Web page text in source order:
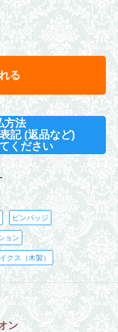
る
方法
記 (返品など)
ください
ピンバッジ
ョン
クス（木製）
ン